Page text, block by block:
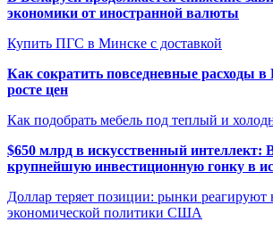
экономики от иностранной валюты
Купить ПГС в Минске с доставкой
Как сократить повседневные расходы в
росте цен
Как подобрать мебель под теплый и
$650 млрд в искусственный интеллект:
крупнейшую инвестиционную гонку в
Доллар теряет позиции: рынки реагируют
экономической политики США